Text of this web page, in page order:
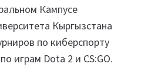
Кампусе
Кыргызстана
по киберспорту
играм Dota 2 и CS:GO.